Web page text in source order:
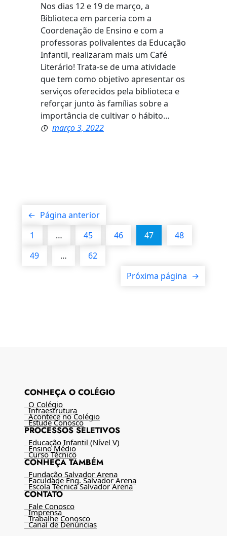
Nos dias 12 e 19 de março, a
Biblioteca em parceria com a
Coordenação de Ensino e com a
professoras polivalentes da Educação
Infantil, realizaram mais um Café
Literário! Trata-se de uma atividade
que tem como objetivo apresentar os
serviços oferecidos pela biblioteca e
reforçar junto às famílias sobre a
importância de cultivar o hábito…
março 3, 2022
← Página anterior
1
… 45 46 47
48
49
…
62
Próxima página →
CONHEÇA O COLÉGIO
O Colégio
Infraestrutura
Acontece no Colégio
Estude Conosco
PROCESSOS SELETIVOS
Educação Infantil (Nível V)
Ensino Médio
Curso Técnico
CONHEÇA TAMBÉM
Fundação Salvador Arena
Faculdade Eng. Salvador Arena
Escola Técnica Salvador Arena
CONTATO
Fale Conosco
Imprensa
Trabalhe Conosco
Canal de Denúncias